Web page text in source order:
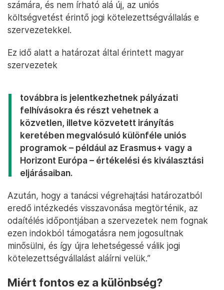
számára, és nem írható alá új, az uniós
költségvetést érintő jogi kötelezettségvállalás e
szervezetekkel.
Ez idő alatt a határozat által érintett magyar
szervezetek
továbbra is jelentkezhetnek pályázati
felhívásokra és részt vehetnek a
közvetlen, illetve közvetett irányítás
keretében megvalósuló különféle uniós
programok – például az Erasmus+ vagy a
Horizont Európa – értékelési és kiválasztási
eljárásaiban.
Azután, hogy a tanácsi végrehajtási határozatból
eredő intézkedés visszavonása megtörténik, az
odaítélés időpontjában a szervezetek nem fognak
ezen indokból támogatásra nem jogosultnak
minősülni, és így újra lehetségessé válik jogi
kötelezettségvállalást aláírni velük.”
Miért fontos ez a különbség?